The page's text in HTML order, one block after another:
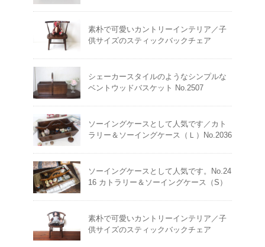
素朴で可愛いカントリーインテリア／子
供サイズのスティックバックチェア
シェーカースタイルのようなシンプルな
ベントウッドバスケット No.2507
ソーイングケースとして人気です／カト
ラリー＆ソーイングケース（Ｌ）No.2036
ソーイングケースとして人気です。No.24
16 カトラリー＆ソーイングケース（S）
素朴で可愛いカントリーインテリア／子
供サイズのスティックバックチェア